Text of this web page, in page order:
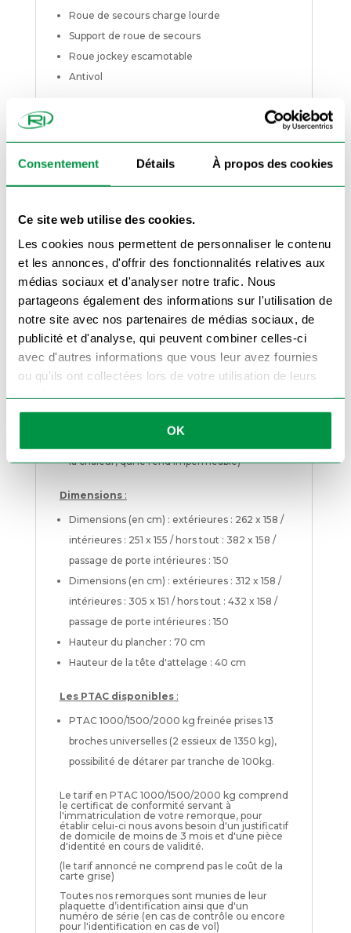
Consentement Détails À propos des cookies
Ce site web utilise des cookies.
Les cookies nous permettent de personnaliser le contenu
et les annonces, d'offrir des fonctionnalités relatives aux
médias sociaux et d'analyser notre trafic. Nous
partageons également des informations sur l'utilisation de
notre site avec nos partenaires de médias sociaux, de
publicité et d'analyse, qui peuvent combiner celles-ci
avec d'autres informations que vous leur avez fournies
ou qu'ils ont collectées lors de votre utilisation de leurs
services.
OK
Roue de secours charge lourde
Support de roue de secours
Roue jockey escamotable
Antivol
2 essieux de 1350 kg (total de 2700 kg)
cm)
Roues sous caisse
Dimensions des roues : 155/80/13
Feux aux normes CEE
Basculement par vérin hydraulique 2000kg
et pompe manuelle simple effet (Pompe de
levage électrique en option)
Plancher en bois marin bakélisé Marron ep:
12mm (qualifie un panneau de bois
la chaleur, qui le rend imperméable)
Dimensions :
Dimensions (en cm) : extérieures : 262 x 158 /
intérieures : 251 x 155 / hors tout : 382 x 158 /
passage de porte intérieures : 150
Dimensions (en cm) : extérieures : 312 x 158 /
intérieures : 305 x 151 / hors tout : 432 x 158 /
passage de porte intérieures : 150
Hauteur du plancher : 70 cm
Hauteur de la tête d'attelage : 40 cm
Les PTAC disponibles:
PTAC 1000/1500/2000 kg freinée prises 13
broches universelles (2 essieux de 1350 kg),
possibilité de détarer par tranche de 100kg.
Le tarif en PTAC 1000/1500/2000 kg comprend
le certificat de conformité servant à
l'immatriculation de votre remorque, pour
établir celui-ci nous avons besoin d'un justificatif
de domicile de moins de 3 mois et d'une pièce
d'identité en cours de validité.
(le tarif annoncé ne comprend pas le coût de la
carte grise)
Toutes nos remorques sont munies de leur
plaquette d’identification ainsi que d'un
numéro de série (en cas de contrôle ou encore
pour l'identification en cas de vol)